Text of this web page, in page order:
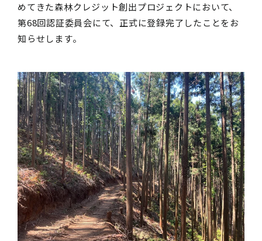
めてきた森林クレジット創出プロジェクトにおいて、
第68回認証委員会にて、正式に登録完了したことをお
知らせします。